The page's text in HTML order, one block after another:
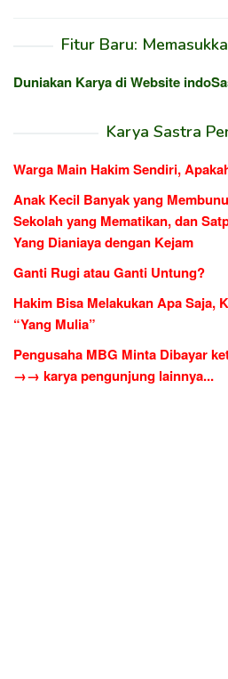
Fitur Baru:
Duniakan Karya di Website
Karya Sastra
Warga Main Hakim Sendiri,
Anak Kecil Banyak yang
Sekolah yang Mematikan, dan
Yang Dianiaya dengan Kejam
Ganti Rugi atau Ganti Untung?
Hakim Bisa Melakukan Apa Saja,
“Yang Mulia”
Pengusaha MBG Minta Dibayar
→→ karya pengunjung lainnya...